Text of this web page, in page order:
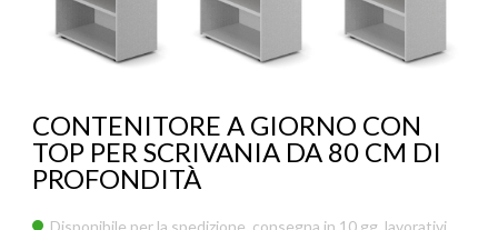
CONTENITORE A GIORNO CON
TOP PER SCRIVANIA DA 80 CM DI
PROFONDITÀ
Disponibile per la spedizione, consegna in 10 gg. lavorativi